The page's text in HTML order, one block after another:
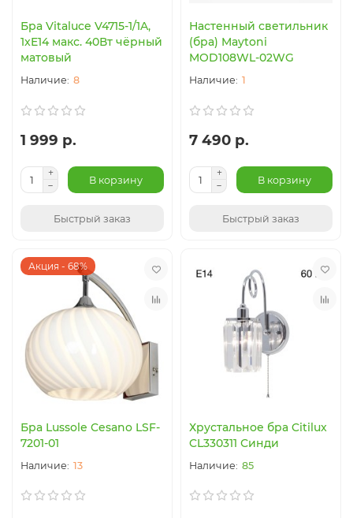
Бра Vitaluce V4715-1/1A,
1xE14 макс. 40Вт чёрный
матовый
8
1 999 р.
В корзину
Быстрый заказ
Настенный светильник
(бра) Maytoni
MOD108WL-02WG
1
7 490 р.
В корзину
Быстрый заказ
Акция - 68%
Бра Lussole Cesano LSF-
7201-01
13
Хрустальное бра Citilux
CL330311 Синди
85